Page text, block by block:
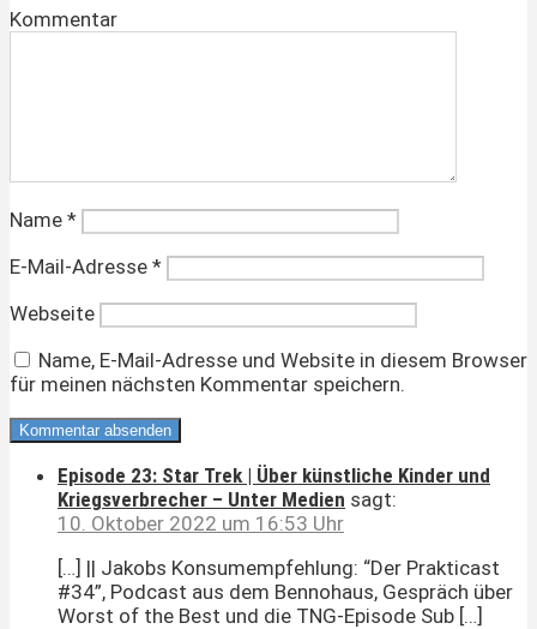
Kommentar
Name *
E-Mail-Adresse *
Webseite
Name, E-Mail-Adresse und Website in diesem Browser
für meinen nächsten Kommentar speichern.
Episode 23: Star Trek | Über künstliche Kinder und
Kriegsverbrecher – Unter Medien sagt:
10. Oktober 2022 um 16:53 Uhr
[…] || Jakobs Konsumempfehlung: “Der Prakticast
#34”, Podcast aus dem Bennohaus, Gespräch über
Worst of the Best und die TNG-Episode Sub […]